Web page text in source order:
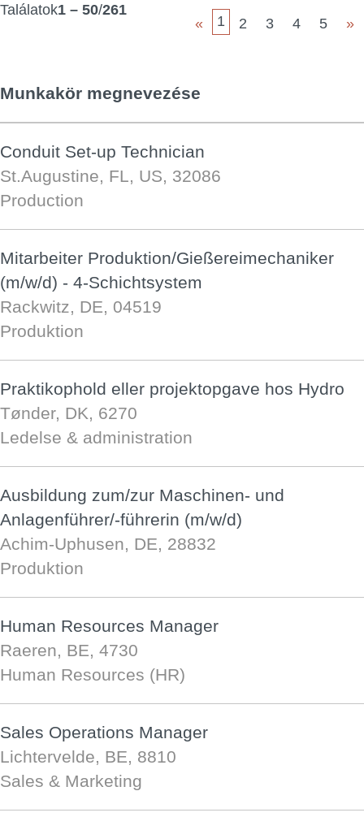
Találatok1 – 50/261
«
1 2 3 4 5 »
Munkakör megnevezése
Conduit Set-up Technician
St.Augustine, FL, US, 32086
Production
Mitarbeiter Produktion/Gießereimechaniker
(m/w/d) - 4-Schichtsystem
Rackwitz, DE, 04519
Produktion
Praktikophold eller projektopgave hos Hydro
Tønder, DK, 6270
Ledelse & administration
Ausbildung zum/zur Maschinen- und
Anlagenführer/-führerin (m/w/d)
Achim-Uphusen, DE, 28832
Produktion
Human Resources Manager
Raeren, BE, 4730
Human Resources (HR)
Sales Operations Manager
Lichtervelde, BE, 8810
Sales & Marketing